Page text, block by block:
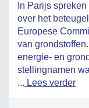
In Parijs
over het
Europese
van
energie- en
stellingnamen
... Lees verder